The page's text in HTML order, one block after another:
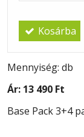
Kosárba
Mennyiség: db
Ár: 13 490 Ft
Base Pack 3+4